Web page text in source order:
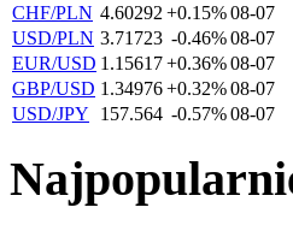
CHF/PLN 4.60292 +0.15%08-07
USD/PLN 3.71723 -0.46%08-07
EUR/USD 1.15617+0.36%08-07
GBP/USD 1.34976+0.32%08-07
USD/JPY
157.564 -0.57%08-07